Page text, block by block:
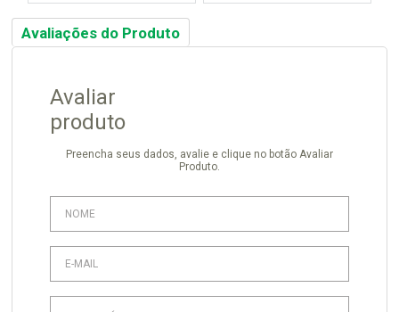
Avaliações do Produto
Avaliar
produto
Preencha seus dados, avalie e clique no botão Avaliar
Produto.